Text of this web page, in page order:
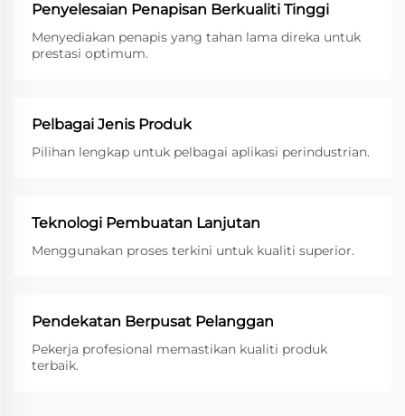
Penyelesaian Penapisan Berkualiti Tinggi
Menyediakan penapis yang tahan lama direka untuk
prestasi optimum.
Pelbagai Jenis Produk
Pilihan lengkap untuk pelbagai aplikasi perindustrian.
Teknologi Pembuatan Lanjutan
Menggunakan proses terkini untuk kualiti superior.
Pendekatan Berpusat Pelanggan
Pekerja profesional memastikan kualiti produk
terbaik.